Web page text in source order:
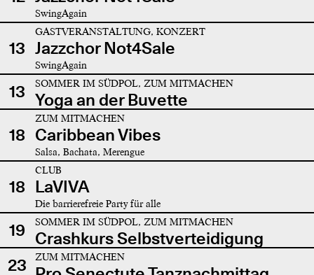
SwingAgain
13
GASTVERANSTALTUNG, KONZERT
Jazzchor Not4Sale
SwingAgain
13 SOMMER IM SÜDPOL, ZUM MITMACHEN
Yoga an der Buvette
18
ZUM MITMACHEN
Caribbean Vibes
Salsa, Bachata, Merengue
18
CLUB
LaVIVA
Die barrierefreie Party für alle
19 SOMMER IM SÜDPOL, ZUM MITMACHEN
Crashkurs Selbstverteidigung
23
ZUM MITMACHEN